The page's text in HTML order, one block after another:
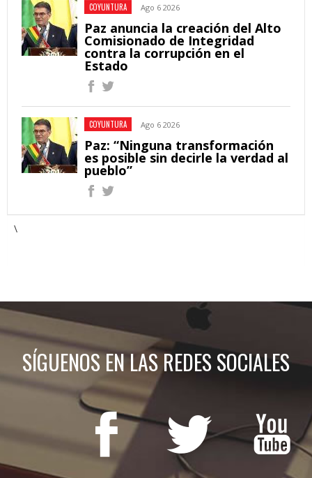
COYUNTURA Ago 6 2026
Paz anuncia la creación del Alto
Comisionado de Integridad
contra la corrupción en el
Estado
COYUNTURA Ago 6 2026
Paz: “Ninguna transformación
es posible sin decirle la verdad al
pueblo”
\
SÍGUENOS EN LAS REDES SOCIALES